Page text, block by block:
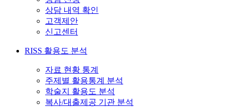
상담 내역 확인
고객제안
신고센터
RISS 활용도 분석
자료 현황 통계
주제별 활용통계 분석
학술지 활용도 분석
복사/대출제공 기관 분석